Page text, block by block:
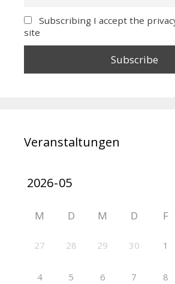
Subscribing I accept the
site
Veranstaltungen
M D M D F
27 28 29 30 1
4 5 6 7 8